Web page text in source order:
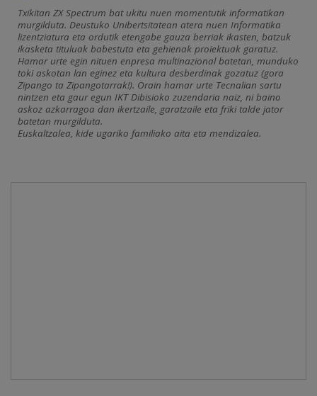
Txikitan ZX Spectrum bat ukitu nuen momentutik informatikan
murgilduta. Deustuko Unibertsitatean atera nuen Informatika
lizentziatura eta ordutik etengabe gauza berriak ikasten, batzuk
ikasketa tituluak babestuta eta gehienak proiektuak garatuz.
Hamar urte egin nituen enpresa multinazional batetan, munduko
toki askotan lan eginez eta kultura desberdinak gozatuz (gora
Zipango ta Zipangotarrak!). Orain hamar urte Tecnalian sartu
nintzen eta gaur egun IKT Dibisioko zuzendaria naiz, ni baino
askoz azkarragoa dan ikertzaile, garatzaile eta friki talde jator
batetan murgilduta.
Euskaltzalea, kide ugariko familiako aita eta mendizalea.